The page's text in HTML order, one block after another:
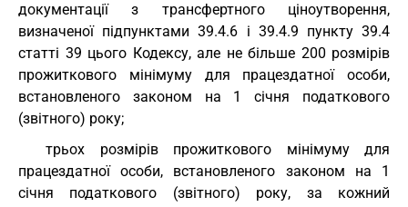
документації з трансфертного ціноутворення,
визначеної підпунктами 39.4.6 і 39.4.9 пункту 39.4
статті 39 цього Кодексу, але не більше 200 розмірів
прожиткового мінімуму для працездатної особи,
встановленого законом на 1 січня податкового
(звітного) року;
трьох розмірів прожиткового мінімуму для
працездатної особи, встановленого законом на 1
січня податкового (звітного) року, за кожний